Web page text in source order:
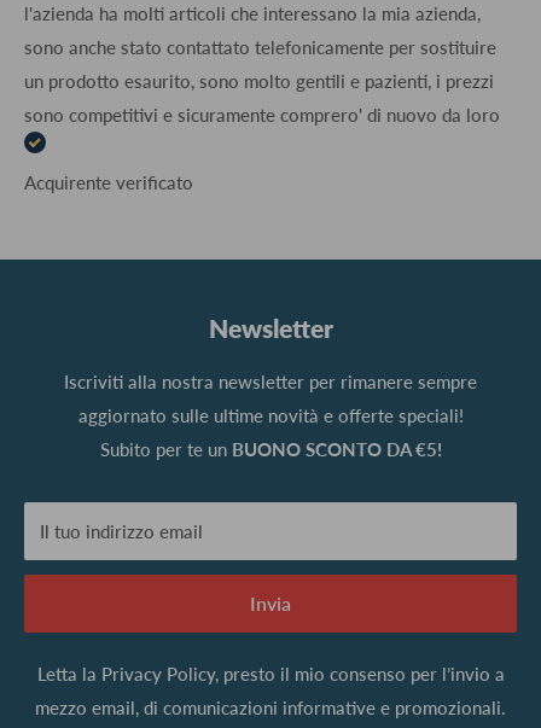
l'azienda ha molti articoli che interessano la mia azienda,
sono anche stato contattato telefonicamente per sostituire
un prodotto esaurito, sono molto gentili e pazienti, i prezzi
sono competitivi e sicuramente comprero' di nuovo da loro
Acquirente verificato
Newsletter
Iscriviti alla nostra newsletter per rimanere sempre
aggiornato sulle ultime novità e offerte speciali!
Subito per te un BUONO SCONTO DA €5!
Il tuo indirizzo email
Invia
Letta la Privacy Policy, presto il mio consenso per l’invio a
mezzo email, di comunicazioni informative e promozionali.